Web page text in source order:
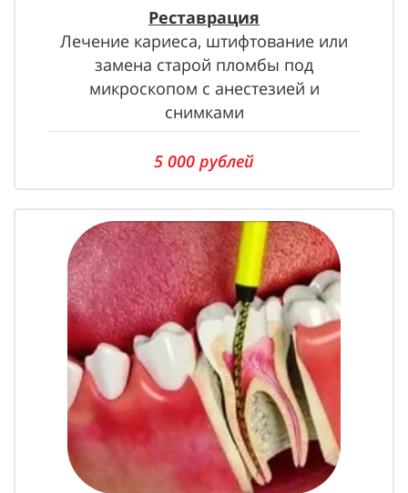
Реставрация
Лечение кариеса, штифтование или
замена старой пломбы под
микроскопом с анестезией и
снимками
5 000 рублей